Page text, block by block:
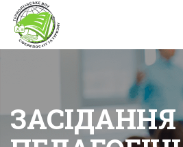
ЗАСІДАННЯ